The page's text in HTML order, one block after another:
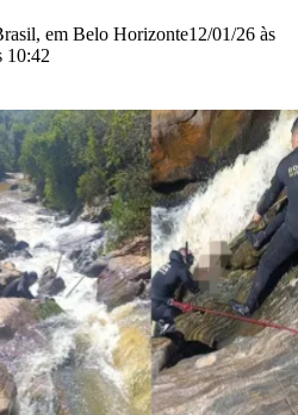
, em Belo Horizonte12/01/26 às
10:42